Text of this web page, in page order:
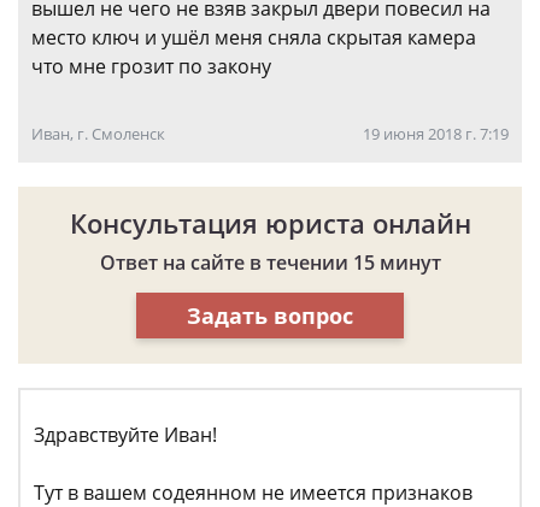
вышел не чего не взяв закрыл двери повесил на
место ключ и ушёл меня сняла скрытая камера
что мне грозит по закону
Иван, г. Смоленск 19 июня 2018 г. 7:19
Консультация юриста онлайн
Ответ на сайте в течении 15 минут
Задать вопрос
Здравствуйте Иван!
Тут в вашем содеянном не имеется признаков